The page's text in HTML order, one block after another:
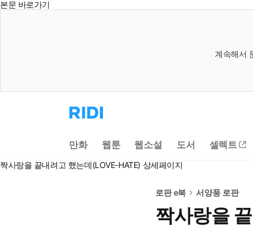
본문 바로가기
계속해서
리
디
으
로
동
만화 웹툰 웹소설 도서 셀렉트
짝사랑을 끝내려고 했는데(LOVE-HATE) 상세페이지
로판 e북 서양풍 로판
짝사랑을